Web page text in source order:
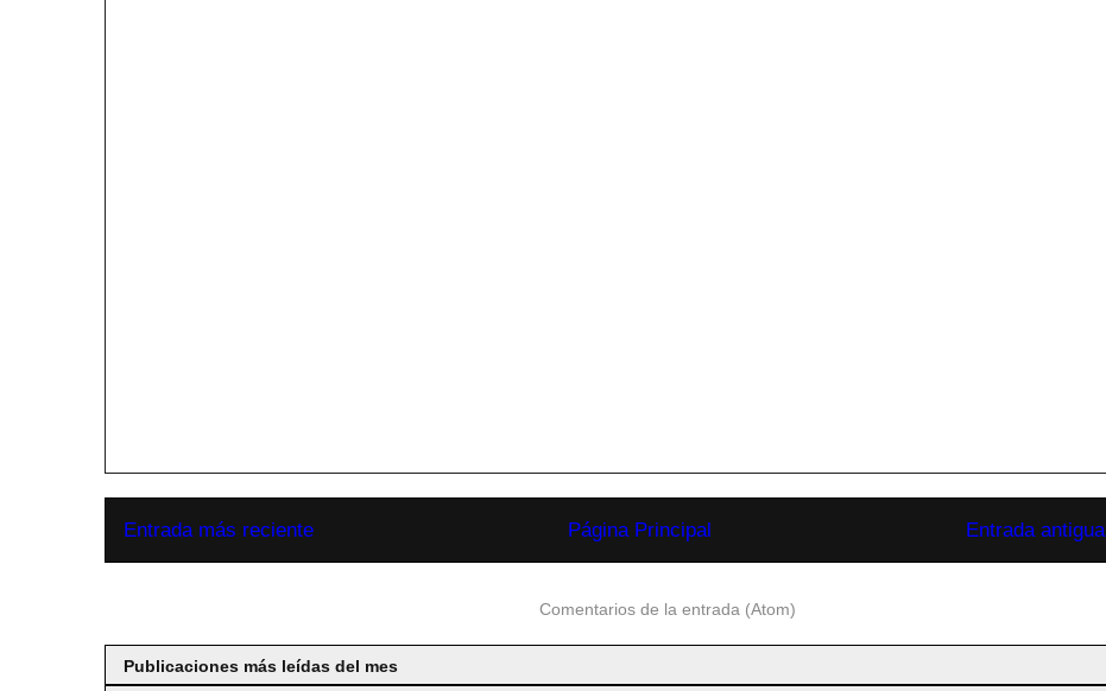
Entrada más reciente Entrada antigua
Página Principal
Comentarios de la entrada (Atom)
Publicaciones más leídas del mes